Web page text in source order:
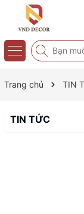
Trang chủ TIN
TIN TỨC